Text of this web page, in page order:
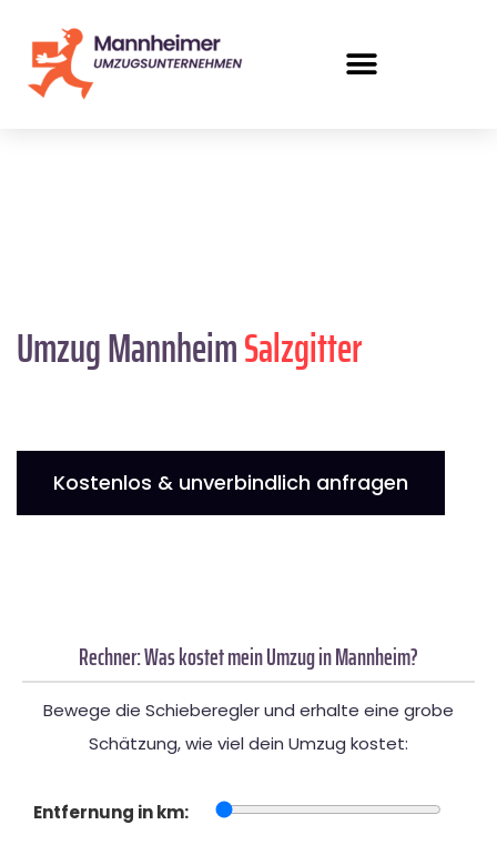
Umzug MannheimSalzgitter
Kostenlos & unverbindlich anfragen
Rechner: Was kostet mein Umzug in Mannheim?
Bewege die Schieberegler und erhalte eine grobe
Schätzung, wie viel dein Umzug kostet:
Entfernung in km: